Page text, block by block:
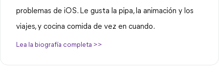
problemas de iOS. Le gusta la pipa, la animación y los
viajes, y cocina comida de vez en cuando.
Lea la biografía completa >>